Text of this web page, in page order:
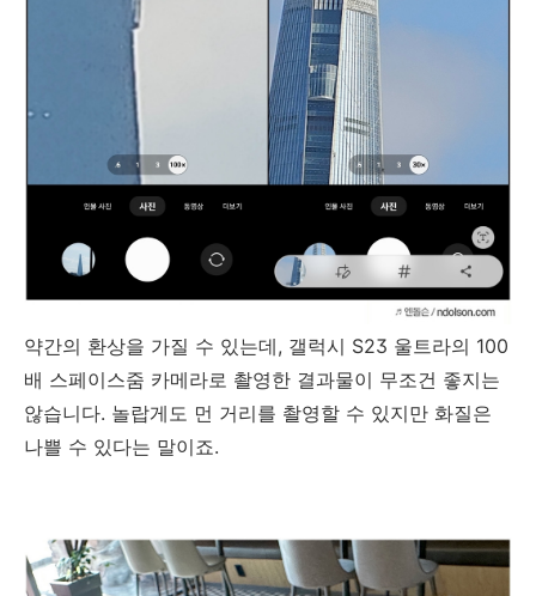
약간의 환상을 가질 수 있는데, 갤럭시 S23 울트라의 100
배 스페이스줌 카메라로 촬영한 결과물이 무조건 좋지는
않습니다. 놀랍게도 먼 거리를 촬영할 수 있지만 화질은
나쁠 수 있다는 말이죠.